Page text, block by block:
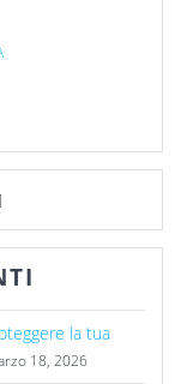
la tua
18, 2026